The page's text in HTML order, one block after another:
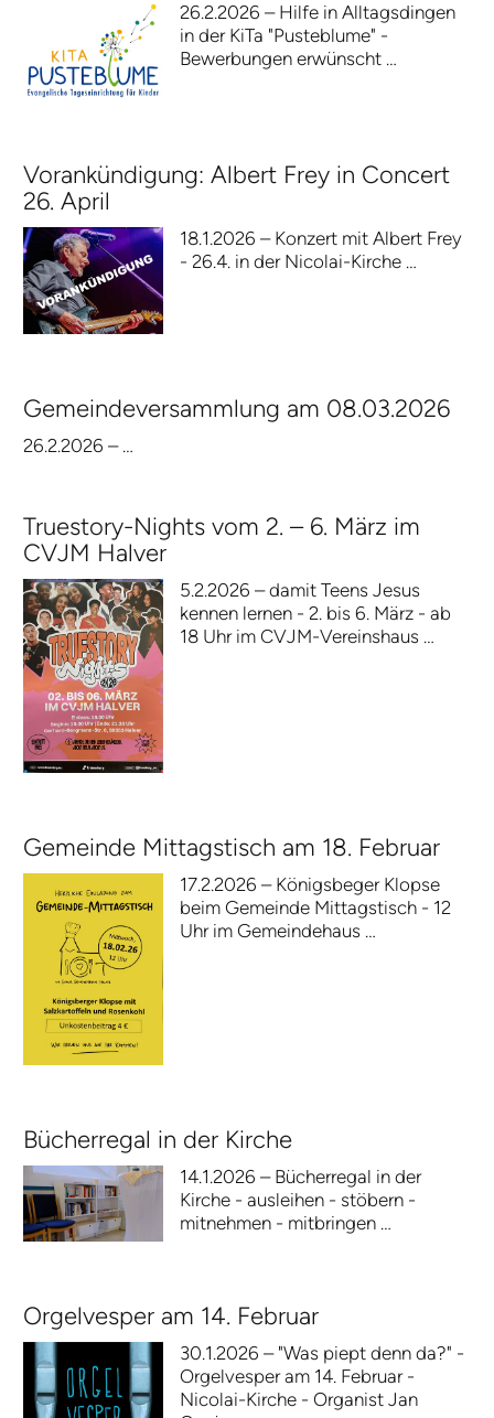
26.2.2026 – Hilfe in Alltagsdingen
in der KiTa "Pusteblume" -
Bewerbungen erwünscht …
Vorankündigung: Albert Frey in Concert
26. April
18.1.2026 – Konzert mit Albert Frey
- 26.4. in der Nicolai-Kirche …
Gemeindeversammlung am 08.03.2026
26.2.2026 – …
Truestory-Nights vom 2. – 6. März im
CVJM Halver
5.2.2026 – damit Teens Jesus
kennen lernen - 2. bis 6. März - ab
18 Uhr im CVJM-Vereinshaus …
Gemeinde Mittagstisch am 18. Februar
17.2.2026 – Königsbeger Klopse
beim Gemeinde Mittagstisch - 12
Uhr im Gemeindehaus …
Bücherregal in der Kirche
14.1.2026 – Bücherregal in der
Kirche - ausleihen - stöbern -
mitnehmen - mitbringen …
Orgelvesper am 14. Februar
30.1.2026 – "Was piept denn da?" -
Orgelvesper am 14. Februar -
Nicolai-Kirche - Organist Jan